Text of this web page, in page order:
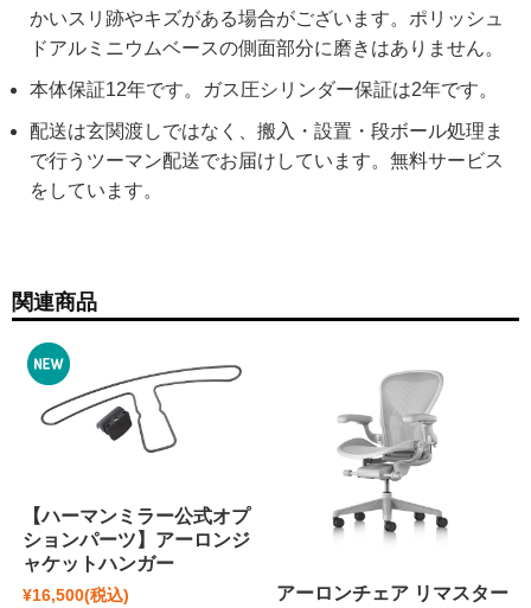
かいスリ跡やキズがある場合がございます。ポリッシュ
ドアルミニウムベースの側面部分に磨きはありません。
本体保証12年です。ガス圧シリンダー保証は2年です。
配送は玄関渡しではなく、搬入・設置・段ボール処理ま
で行うツーマン配送でお届けしています。無料サービス
をしています。
関連商品
【ハーマンミラー公式オプ
ションパーツ】アーロンジ
ャケットハンガー
¥16,500(税込)
アーロンチェア リマスター